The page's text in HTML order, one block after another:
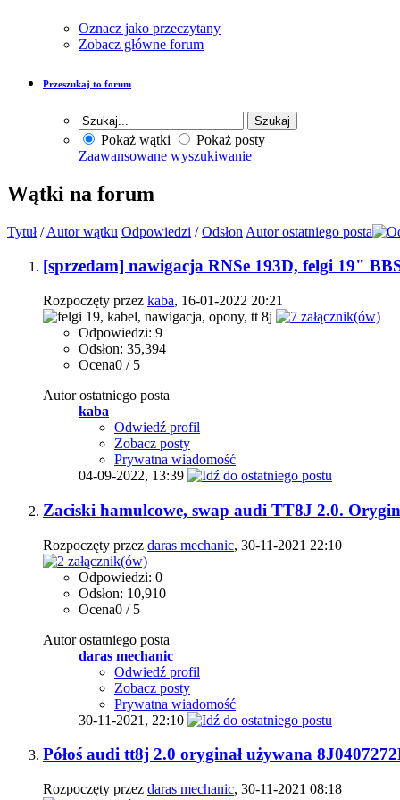
Oznacz jako przeczytany
Zobacz główne forum
Przeszukaj to forum
Pokaż wątki
Pokaż posty
Zaawansowane wyszukiwanie
Wątki na forum
Tytuł/Autor wątku Odpowiedzi /Odsłon Autor ostatniego posta
[sprzedam] nawigacja RNSe 193D, felgi 19"
Rozpoczęty przez kaba, 16-01-2022 20:21
Odpowiedzi: 9
Odsłon: 35,394
Ocena0 / 5
Autor ostatniego posta
kaba
Odwiedź profil
Zobacz posty
Prywatna wiadomość
04-09-2022, 13:39
Zaciski hamulcowe, swap audi TT8J 2.0.
Rozpoczęty przez daras mechanic, 30-11-2021 22:10
Odpowiedzi: 0
Odsłon: 10,910
Ocena0 / 5
Autor ostatniego posta
daras mechanic
Odwiedź profil
Zobacz posty
Prywatna wiadomość
30-11-2021, 22:10
Półoś audi tt8j 2.0 oryginał używana
Rozpoczęty przez daras mechanic, 30-11-2021 08:18